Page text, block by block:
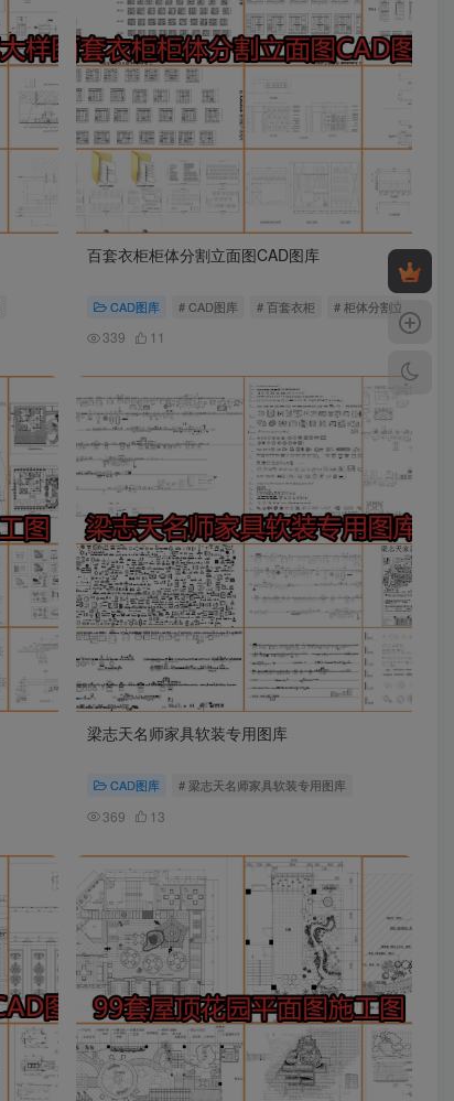
百套衣柜柜体分割立面图CAD图库
CAD图库 # CAD图库 # 百套衣柜 # 柜体分割立面图
339 11
梁志天名师家具软装专用图库
CAD图库 # 梁志天名师家具软装专用图库
369 13